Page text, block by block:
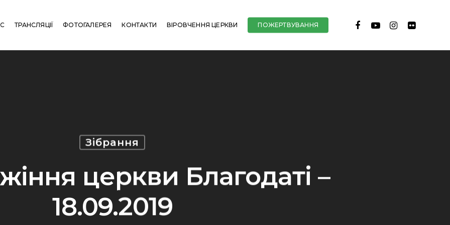
ТРАНСЛЯЦІЇ ФОТОГАЛЕРЕЯ КОНТАКТИ ВІРОВЧЕННЯ ЦЕРКВИ ПОЖЕРТВУВАННЯ FACEBOOKYOUTUBEINSTAGRAM
FLICKR
Зібрання
церкви Благодаті –
18.09.2019